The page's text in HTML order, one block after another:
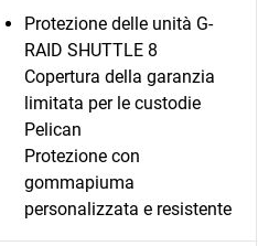
Protezione delle unità G-
RAID SHUTTLE 8
Copertura della garanzia
limitata per le custodie
Pelican
Protezione con
gommapiuma
personalizzata e resistente